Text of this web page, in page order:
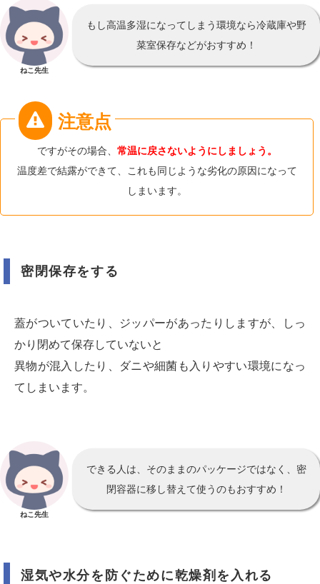
ねこ先生
もし高温多湿になってしまう環境なら冷蔵庫や野
菜室保存などがおすすめ！
ですがその場合、 常温に戻さないようにしましょう。
温度差で結露ができて、これも同じような劣化の原因になって
しまいます。
密閉保存をする
蓋がついていたり、ジッパーがあったりしますが、しっ
かり閉めて保存していないと
異物が混入したり、ダニや細菌も入りやすい環境になっ
てしまいます。
ねこ先生
できる人は、そのままのパッケージではなく、密
閉容器に移し替えて使うのもおすすめ！
湿気や水分を防ぐために乾燥剤を入れる